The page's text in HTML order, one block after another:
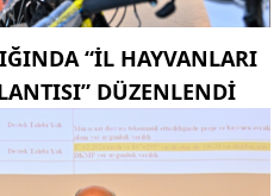
“İL HAYVANLARI
DÜZENLENDI